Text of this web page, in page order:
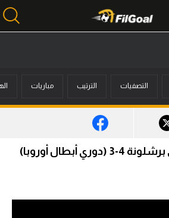
التصفيات الترتيب مباريات
أبطال أوروبا)